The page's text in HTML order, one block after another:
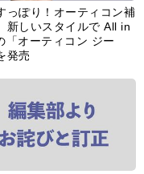
っぽり！オーティコン補
新しいスタイルで All in
「オーティコン ジー
発売